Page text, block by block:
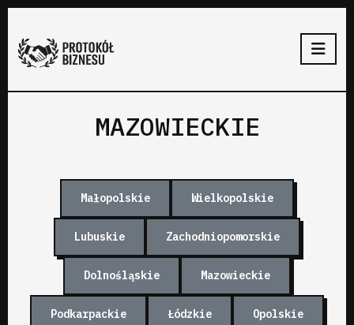
MAZOWIECKIE
Małopolskie Wielkopolskie
Lubuskie Zachodniopomorskie
Dolnośląskie Mazowieckie
Podkarpackie Łódzkie Opolskie